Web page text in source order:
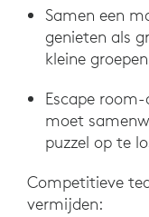
Samen een
genieten als
kleine
Escape
moet
puzzel op te
Competitieve
vermijden: